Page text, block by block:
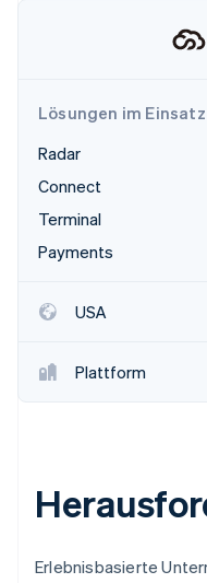
Lösungen im Einsatz
Radar
Connect
Terminal
Payments
USA
Plattform
Erlebnisbasierte